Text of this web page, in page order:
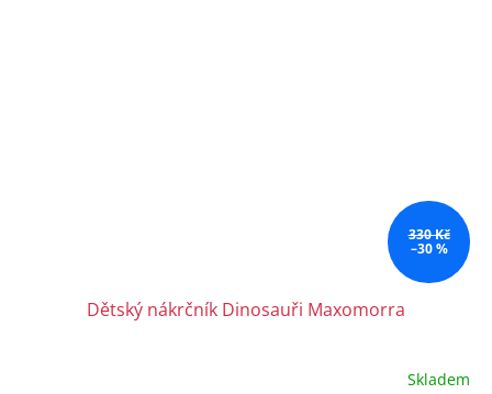
330 Kč
–30 %
Dětský nákrčník Dinosauři Maxomorra
Skladem